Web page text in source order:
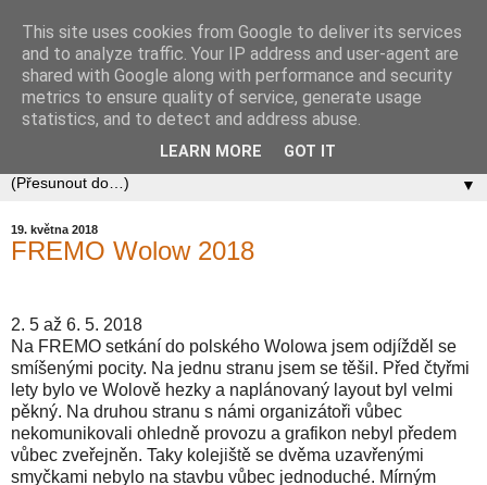
Zababov H0
Spolek Zababov - spolek železničních modelářů zabývající
se stavbou modelové železnice v měřítku 1:87.
▼
19. května 2018
FREMO Wolow 2018
2. 5 až 6. 5. 2018
Na FREMO setkání do polského Wolowa jsem odjížděl se
smíšenými pocity. Na jednu stranu jsem se těšil. Před čtyřmi
lety bylo ve Wolově hezky a naplánovaný layout byl velmi
pěkný. Na druhou stranu s námi organizátoři vůbec
nekomunikovali ohledně provozu a grafikon nebyl předem
vůbec zveřejněn. Taky kolejiště se dvěma uzavřenými
smyčkami nebylo na stavbu vůbec jednoduché. Mírným
This site uses cookies from Google to deliver its services
and to analyze traffic. Your IP address and user-agent are
shared with Google along with performance and security
metrics to ensure quality of service, generate usage
statistics, and to detect and address abuse.
LEARN MORE GOT IT